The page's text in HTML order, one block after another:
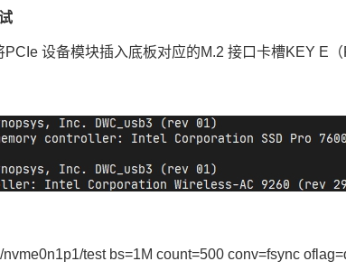
PCIe 设备模块插入底板对应的M.2 接口卡槽KEY E
test bs=1M count=500 conv=fsync